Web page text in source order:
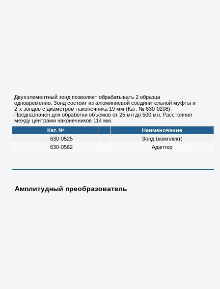
Двухэлементный зонд позволяет обрабатывать 2 образца
одновременно. Зонд состоит из алюминиевой соединительной муфты и
2-х зондов с диаметром наконечника 19 мм (Кат. № 630-0208).
Предназначен для обработки объёмов от 25 мл до 500 мл. Расстояния
между центрами наконечников 114 мм.
Кат. №
Наименование
630-0525
Зонд (комплект)
630-0562
Адаптер
Амплитудный преобразователь